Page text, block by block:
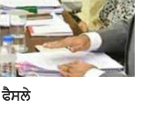
ਫੈਸਲੇ